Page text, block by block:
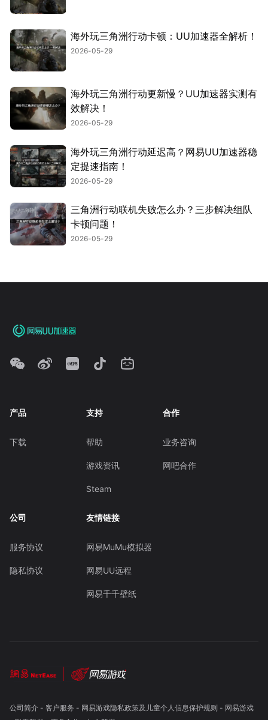
海外玩三角洲行动卡顿：UU加速器全解析！
2026-05-29
海外玩三角洲行动更新慢？UU加速器实测有
效解决！
2026-05-29
海外玩三角洲行动延迟高？网易UU加速器稳
定提速指南！
2026-05-29
三角洲行动联机失败怎么办？三步解决组队
卡顿问题！
2026-05-29
产品
下载
支持
帮助
游戏资讯
Steam
合作
业务咨询
网吧合作
公司
服务协议
隐私协议
友情链接
网易MuMu模拟器
网易UU远程
网易千千壁纸
公司简介- 客户服务 - 网易游戏隐私政策及儿童个人信息保护规则 - 网易游戏